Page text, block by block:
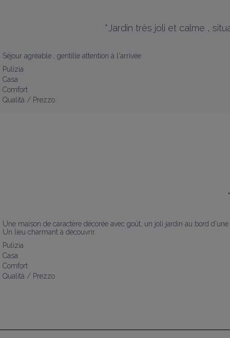
"Jardin très joli et calme ,
Séjour agréable , gentille attention à l'arrivée
Pulizia
Casa
Comfort
Qualità / Prezzo
"
Une maison de caractère décorée avec goût, un joli jardin au bord
Un lieu charmant à découvrir.
Pulizia
Casa
Comfort
Qualità / Prezzo